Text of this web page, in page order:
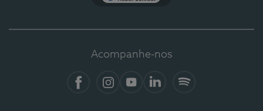
Acompanhe-nos